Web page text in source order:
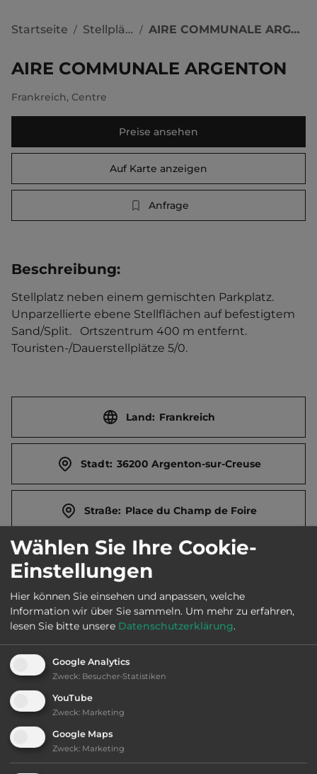
Startseite / Stellplätze / AIRE COMMUNALE ARGENTON
AIRE COMMUNALE ARGENTON
Frankreich, Centre
Preise ansehen
Auf Karte anzeigen
Anfrage
Beschreibung:
Stellplatz neben einem gemischten Parkplatz.
Unparzellierte ebene Stellflächen auf befestigtem
Sand/Split.   Ortszentrum 400 m entfernt.
Touristen-/Dauerstellplätze 5/0.
Land: Frankreich
Stadt: 36200 Argenton-sur-Creuse
Straße: Place du Champ de Foire
E-Mail: contact@mairie-argenton-sur-creuse.fr
Öffnungszeiten: Ganzjährig geöffnet
Ausstattung:
AB-Abfahrt max. 10 km entfernt
Lage: ansprechend
Wählen Sie Ihre Cookie-
Einstellungen
Hier können Sie einsehen und anpassen, welche
Information wir über Sie sammeln. Um mehr zu erfahren,
lesen Sie bitte unsere Datenschutzerklärung.
Google Analytics
Zweck: Besucher-Statistiken
YouTube
Zweck: Marketing
Google Maps
Zweck: Marketing